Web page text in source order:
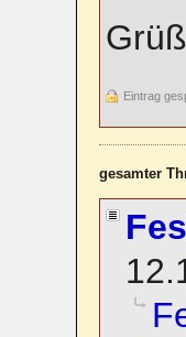
Eintrag
gesamter